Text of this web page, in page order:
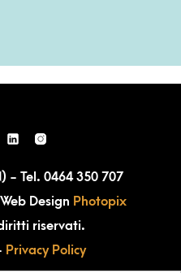
- Tel. 0464 350 707
Design Photopix
riservati.
Privacy Policy